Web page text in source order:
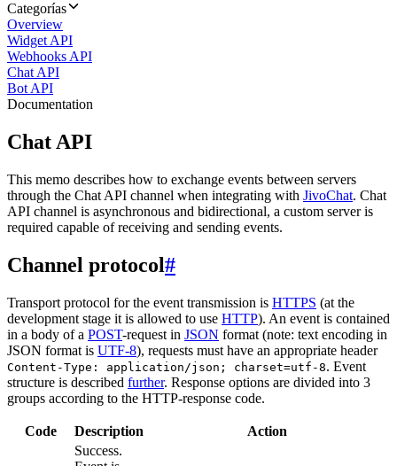
Categorías
Overview
Widget API
Webhooks API
Chat API
Bot API
Documentation
Chat API
This memo describes how to exchange events between servers
through the Chat API channel when integrating with JivoChat. Chat
API channel is asynchronous and bidirectional, a custom server is
required capable of receiving and sending events.
Channel protocol#
Transport protocol for the event transmission is HTTPS (at the
development stage it is allowed to use HTTP). An event is contained
in a body of a POST-request in JSON format (note: text encoding in
JSON format is UTF-8), requests must have an appropriate header
Content-Type: application/json; charset=utf-8. Event
structure is described further. Response options are divided into 3
groups according to the HTTP-response code.
Code Description Action
Success.